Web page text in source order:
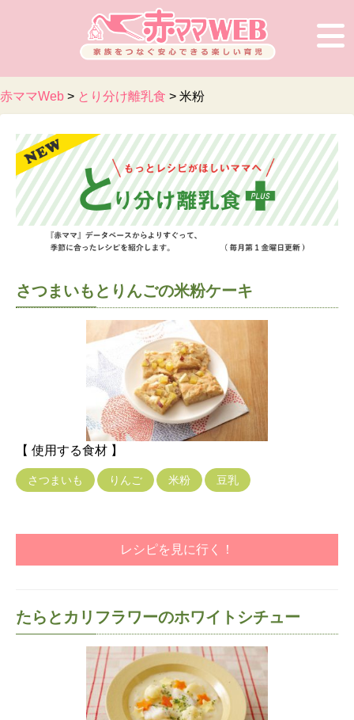
赤ママWeb > とり分け離乳食 > 米粉
さつまいもとりんごの米粉ケーキ
【 使用する食材 】
さつまいも りんご 米粉 豆乳
レシピを見に行く！
たらとカリフラワーのホワイトシチュー